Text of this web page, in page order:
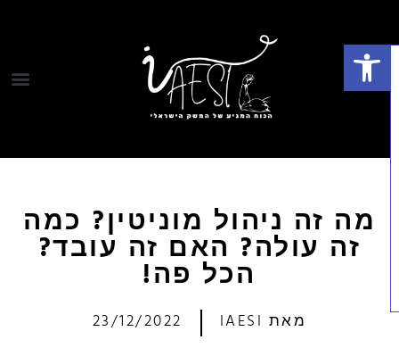
פתח סרגל נגישות
מה זה ניהול מוניטין? כמה
זה עולה? האם זה עובד?
הכל פה!
מאתIAESI
23/12/2022